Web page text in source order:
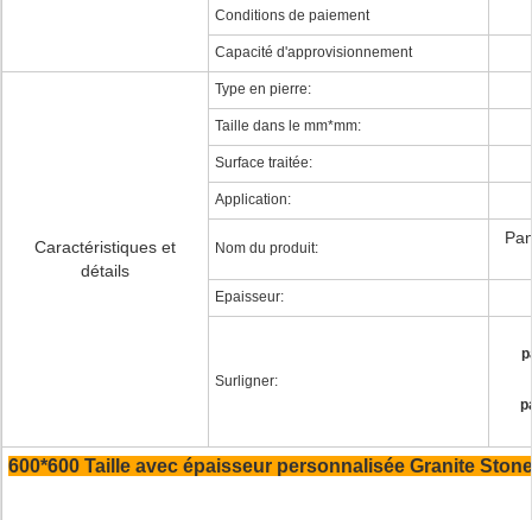
Conditions de paiement
Capacité d'approvisionnement
Caractéristiques et
détails
Type en pierre:
Taille dans le mm*mm:
Surface traitée:
Application:
Nom du produit:
Epaisseur:
Surligner:
600*600 Taille avec épaisseur personnalisée Granite